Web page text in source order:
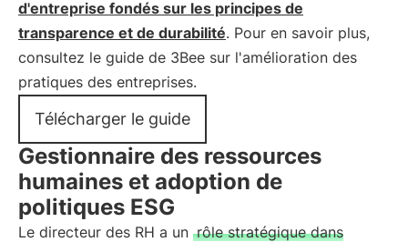
d'entreprise fondés sur les principes de
transparence et de durabilité. Pour en savoir plus,
consultez le guide de 3Bee sur l'amélioration des
pratiques des entreprises.
Télécharger le guide
Gestionnaire des ressources
humaines et adoption de
politiques ESG
Le directeur des RH a un rôle stratégique dans